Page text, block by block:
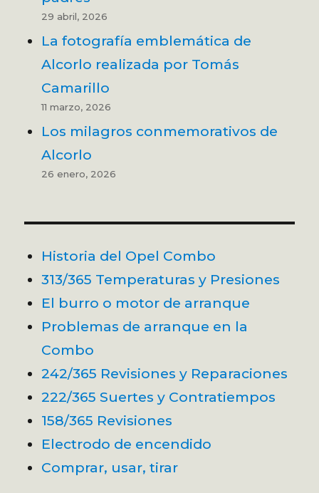
29 abril, 2026
La fotografía emblemática de
Alcorlo realizada por Tomás
Camarillo
11 marzo, 2026
Los milagros conmemorativos de
Alcorlo
26 enero, 2026
Historia del Opel Combo
313/365 Temperaturas y Presiones
El burro o motor de arranque
Problemas de arranque en la
Combo
242/365 Revisiones y Reparaciones
222/365 Suertes y Contratiempos
158/365 Revisiones
Electrodo de encendido
Comprar, usar, tirar